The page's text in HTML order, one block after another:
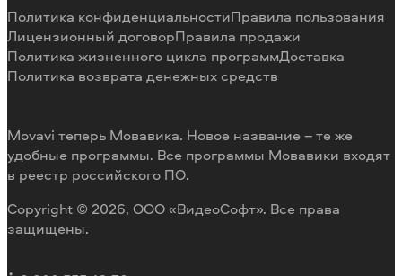
Способы оплаты
Возврат средств
Отзывы пользователей
Разработка видеоредактора под заказ
Movavi теперь Мовавика. Новое название – те же
удобные программы. Все программы Мовавики входят
в реестр российского ПО.
Copyright © 2026, ООО «ВидеоСофт». Все права
защищены.
Политика конфиденциальностиПравила пользования
Лицензионный договорПравила продажи
Политика жизненного цикла программДоставка
Политика возврата денежных средств